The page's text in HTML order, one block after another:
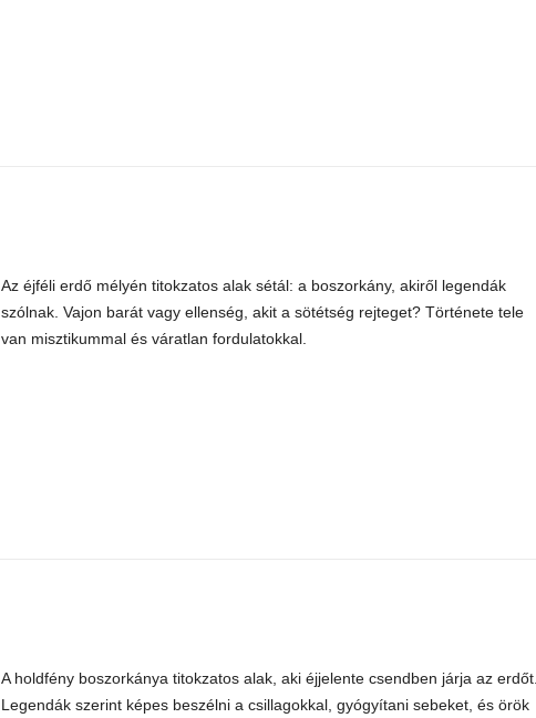
Az éjféli erdő mélyén titokzatos alak sétál: a boszorkány, akiről legendák
szólnak. Vajon barát vagy ellenség, akit a sötétség rejteget? Története tele
van misztikummal és váratlan fordulatokkal.
A holdfény boszorkánya titokzatos alak, aki éjjelente csendben járja az erdőt.
Legendák szerint képes beszélni a csillagokkal, gyógyítani sebeket, és örök